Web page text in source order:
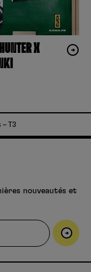
X
– T3
nouveautés et